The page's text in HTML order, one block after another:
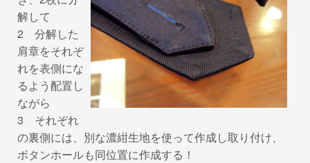
解して
2 分解した
肩章をそれぞ
れを表側にな
るよう配置し
ながら
3 それぞれ
の裏側には、別な濃紺生地を使って作成し取り付け、
ボタンホールも同位置に作成する！